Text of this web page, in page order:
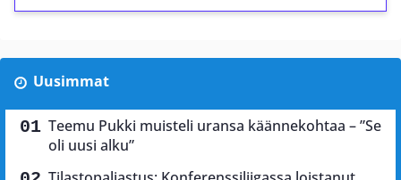
Uusimmat
Teemu Pukki muisteli uransa käännekohtaa – ”Se
oli uusi alku”